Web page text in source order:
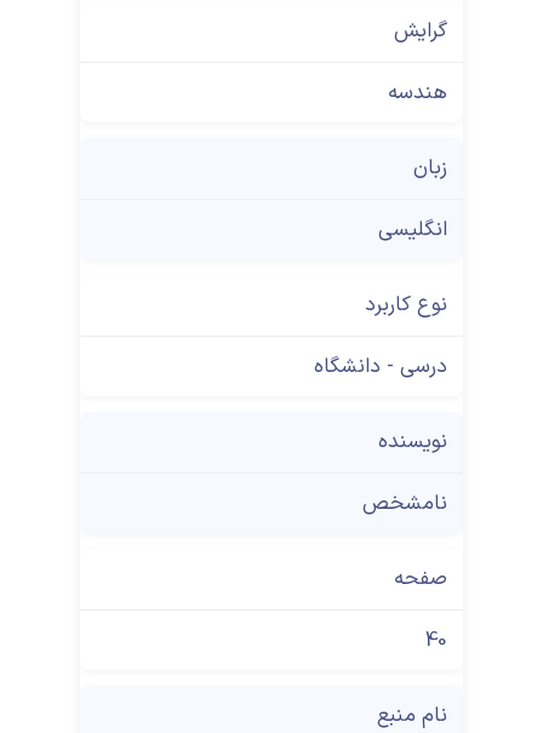
گرایش
هندسه
زبان
انگلیسی
نوع کاربرد
درسی - دانشگاه
نویسنده
نامشخص
صفحه
40
نام منبع